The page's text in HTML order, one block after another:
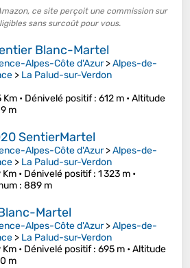
ce site perçoit une commission sur
sans surcoût pour vous.
Blanc-Martel
Alpes-Côte d'Azur>Alpes-de-
> La Palud-sur-Verdon
Km • Dénivelé positif: 612 m •Altitude
m
SentierMartel
Alpes-Côte d'Azur>Alpes-de-
> La Palud-sur-Verdon
Km • Dénivelé positif: 1 323 m •
: 889 m
Martel
Alpes-Côte d'Azur>Alpes-de-
> La Palud-sur-Verdon
Km • Dénivelé positif: 695 m •Altitude
m